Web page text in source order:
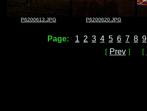
P6200613.JPG P6200620.JPG
Page: 1 2 3 4 5 6 7 8 9
[ Prev ] [